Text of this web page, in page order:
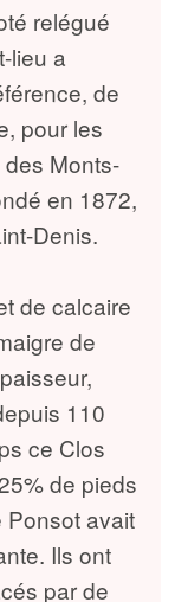
relégué
lieu a
de
pour les
Monts-
en 1872,
Denis.
de calcaire
de
110
ce Clos
de pieds
avait
Ils ont
par de